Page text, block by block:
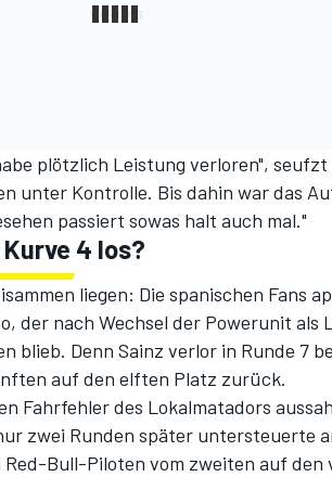
plötzlich Leistung verloren",
unter Kontrolle. Bis dahin war das
passiert sowas halt auch mal."
4 los?
liegen: Die spanischen Fans
der nach Wechsel der Powerunit
blieb. Denn Sainz verlor in Runde 7
auf den elften Platz zurück.
Fahrfehler des Lokalmatadors
zwei Runden später untersteuerte
Bull-Piloten vom zweiten auf den